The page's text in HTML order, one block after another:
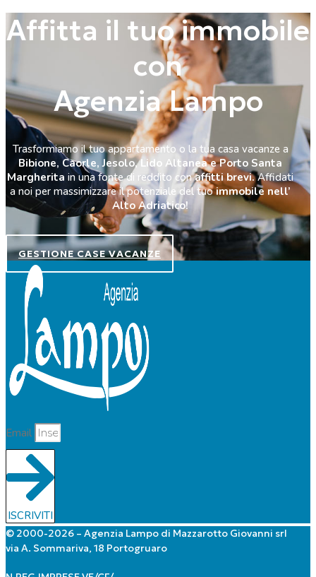
Affitta il tuo immobile
con
Agenzia Lampo
Trasformiamo il tuo appartamento o la tua casa vacanze a
Bibione, Caorle, Jesolo, Lido Altanea e Porto Santa
Margherita in una fonte di reddito conaffitti brevi.Affidati
a noi per massimizzare il potenziale del tuoimmobile nell’
Alto Adriatico!
GESTIONE CASE VACANZE
Email
ISCRIVITI
© 2000-2026 – Agenzia Lampo di Mazzarotto Giovanni srl
via A. Sommariva, 18 Portogruaro